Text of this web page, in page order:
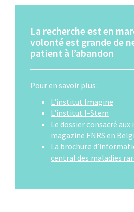
La recherche est en
volonté est grande de
patient à l’abandon
Pour en savoir plus :
L’institut Imagine
L’institut I-Stem
Le dossier consacré
magazine FNRS en
La brochure
central des maladies